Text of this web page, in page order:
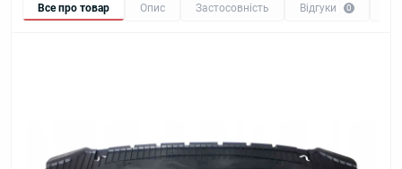
Все про товар Опис Застосовність Відгуки 0